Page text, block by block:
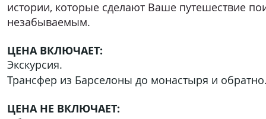
истории, которые сделают Ваше путешествие
незабываемым.
ЦЕНА ВКЛЮЧАЕТ:
Экскурсия.
Трансфер из Барселоны до монастыря и
ЦЕНА НЕ ВКЛЮЧАЕТ: